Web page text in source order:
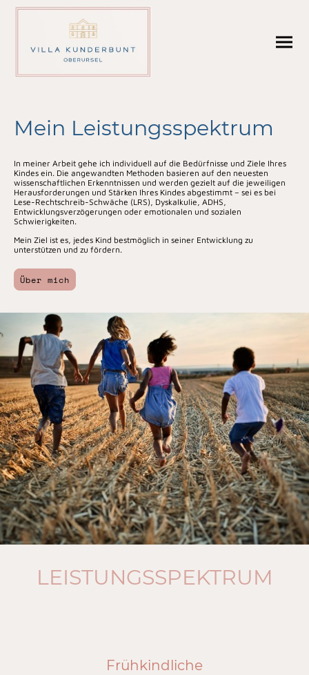
Mein Leistungsspektrum
In meiner Arbeit gehe ich individuell auf die Bedürfnisse und Ziele Ihres
Kindes ein. Die angewandten Methoden basieren auf den neuesten
wissenschaftlichen Erkenntnissen und werden gezielt auf die jeweiligen
Herausforderungen und Stärken Ihres Kindes abgestimmt – sei es bei
Lese-Rechtschreib-Schwäche (LRS), Dyskalkulie, ADHS,
Entwicklungsverzögerungen oder emotionalen und sozialen
Schwierigkeiten.
Mein Ziel ist es, jedes Kind bestmöglich in seiner Entwicklung zu
unterstützen und zu fördern.
Über mich
LEISTUNGSSPEKTRUM
Frühkindliche